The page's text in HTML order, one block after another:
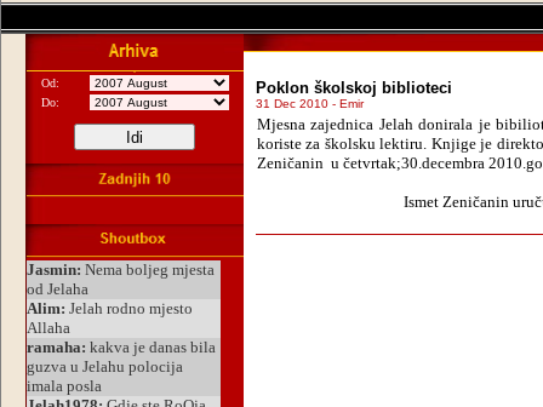
Od:
Do:
Poklon školskoj biblioteci
31 Dec 2010 - Emir
Mjesna zajednica Jelah donirala je
koriste za školsku lektiru. Knjige je
Zeničanin u četvrtak;30.decembra
Ismet Zeničanin